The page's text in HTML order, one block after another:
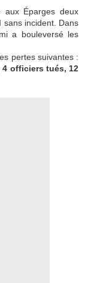
Éparges deux
sans incident. Dans
a bouleversé les
pertes suivantes :
4 officiers tués, 12